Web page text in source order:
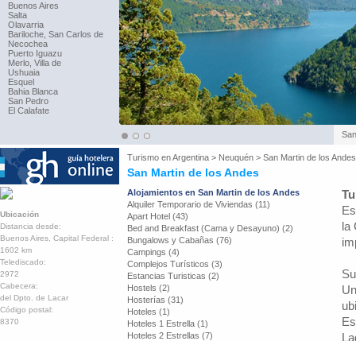
Buenos Aires
Salta
Olavarria
Bariloche, San Carlos de
Necochea
Puerto Iguazu
Merlo, Villa de
Ushuaia
Esquel
Bahia Blanca
San Pedro
El Calafate
Turismo enArgentina > Neuquén > San Martin de los Andes
San Martin de los Andes
Ubicación
Distancia desde:
Buenos Aires, Capital Federal :
1602 km
Telediscado:
2972
Cabecera:
del Dpto. de Lacar
Código postal:
8370
Alojamientos en San Martin de los Andes
Alquiler Temporario de Viviendas (11)
Apart Hotel (43)
Bed and Breakfast (Cama y Desayuno) (2)
Bungalows y Cabañas (76)
Campings (4)
Complejos Turísticos (3)
Estancias Turisticas (2)
Hostels (2)
Hosterías (31)
Hoteles (1)
Hoteles 1 Estrella (1)
Hoteles 2 Estrellas (7)
la